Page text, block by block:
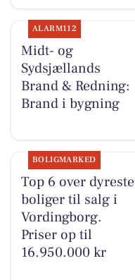
ALARM112
Midt- og
Sydsjællands
Brand & Redning:
Brand i bygning
BOLIGMARKED
Top 6 over dyreste
boliger til salg i
Vordingborg.
Priser op til
16.950.000 kr